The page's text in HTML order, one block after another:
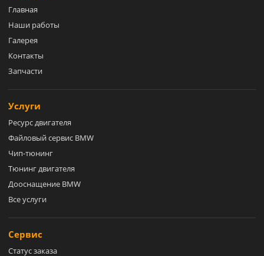
Главная
Наши работы
Галерея
Контакты
Запчасти
Услуги
Ресурс двигателя
Файловый сервис BMW
Чип-тюнинг
Тюнинг двигателя
Дооснащение BMW
Все услуги
Сервис
Статус заказа